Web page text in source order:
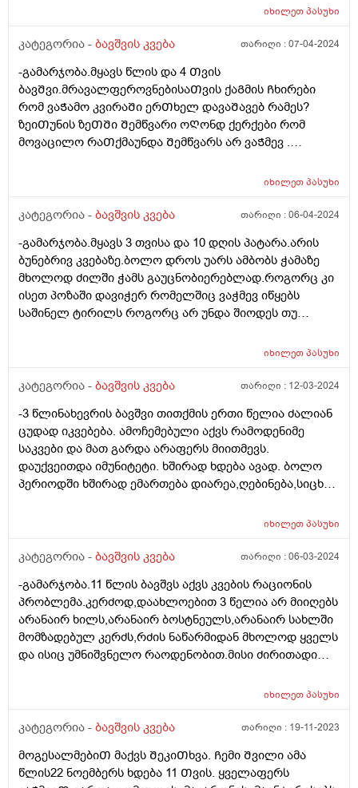
იხილეთპასუხი
კატეგორია - ბავშვის კვება თარიღი :07-04-2024
-გამარჯობა.მყავს წლის და 4 Თვის
ბავᲨვი.მრავალფეროვნებისაᲗვის ქაᲒმის Ჩხირები
რომ ვაᲭამო კვირაᲨი ერᲗხელ დავაᲨავებ რამეს?
ზეიᲗუნის ზეᲗᲨი Შემწვარი ოᲦონდ ქერქები რომ
მოვაცილო რაᲗქმაუნდა Შემწვარს არ ვაᲭმევ .
იხილეთპასუხი
კატეგორია - ბავშვის კვება თარიღი :06-04-2024
-გამარჯობა.მყავს 3 თვისა და 10 დღის პატარა.არის
ბუნებრივ კვებაზე.ბოლო დროს უარს ამბობს ჭამაზე
მხოლოდ ძილში ჭამს გაუცნობიერებლად.როგორც კი
ისეთ პოზაში დავიჭერ რომელშიც ვაჭმევ იწყებს
საშინელ ტირილს როგორც არ უნდა შიოდეს თუ
პედიატრთან,მაგრამ ვერ მითხრა რა სჭირდა იმიტომ
და არც სხვა რამ.მერე მე მოვიძიე და ვნახე Behavioral
ემთხვევა.
იხილეთპასუხი
კატეგორია - ბავშვის კვება თარიღი : 12-03-2024
-3 წლინახევრის ბავშვი თითქმის ერთი წელია ძალიან
ცუდად იკვებება. ამოჩემებული აქვს რამოდენიმე
საკვები და მათ გარდა არაფერს მიითმევს.
დაუქვეითდა იმუნიტეტი. ხშირად ხდება ავად. ბოლო
პერიოდში ხშირად ემართება დიარეა,ღებინება,სიცხე.
დასუსტებულია. გავუკეთე პარაზიტებზე კვლევა,არ
საქმე?
იხილეთპასუხი
კატეგორია - ბავშვის კვება თარიღი :06-03-2024
-გამარჯობა.11 წლის ბავშვს აქვს კვების რაციონის
პრობლემა.კერძოდ,დაახლოებით 3 წელია არ მიიღებს
არანაირ ხილს,არანაირ ბოსტნეულს,არანაირ სახლში
მომზადებულ კერძს,რძის ნაწარმიდან მხოლოდ ყველს
და ისიც უმნიშვნელო რაოდენობით.მისი ძირითადი
წელია,ფაქტიურად ჯანსაღს აღარაფერს
და წინააღმდეგობას აზრი არ აქვს.თვითონაც
განიცდის რომ ვუხსნი რა საფრთხისშემცველია
იხილეთპასუხი
კატეგორია - ბავშვის კვება თარიღი : 19-11-2023
მოგესალმებიᲗ მაქვს ᲨეკიᲗხვა. Ჩემი Შვილი ამა
წლის22 ნოემბერს ხდება 11 Თვის. ყველაფერს